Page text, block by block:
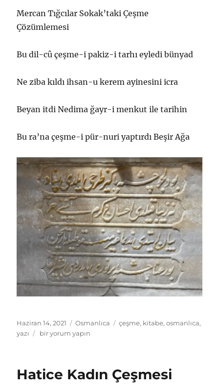
Mercan Tığcılar Sokak’taki Çeşme
Çözümlemesi
Bu dil-cû çeşme-i pakiz-i tarhı eyledi bünyad
Ne ziba kıldı ihsan-u kerem ayinesini icra
Beyan itdi Nedima ğayr-i menkut ile tarihin
Bu ra’na çeşme-i pür-nuri yaptırdı Beşir Ağa
Yayın
tarihi
Haziran 14, 2021 Kategoriler
Osmanlıca Etiketler
çeşme, kitabe,osmanlıca,
yazı
Mercan
için
bir yorum yapın
Hatice Kadın Çeşmesi